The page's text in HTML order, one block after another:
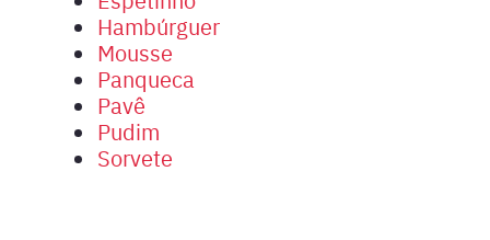
Hambúrguer
Mousse
Panqueca
Pavê
Pudim
Sorvete